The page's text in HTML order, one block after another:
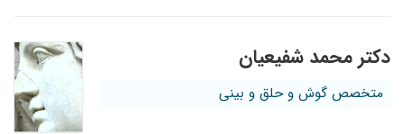
دکتر محمد شفیعیان
متخصص گوش و حلق و بینی